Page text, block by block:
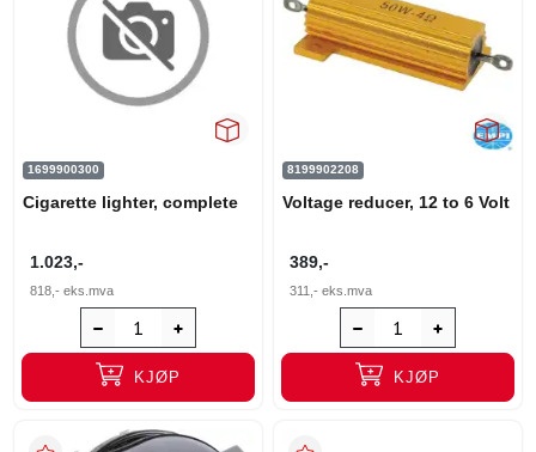
1699900300
Cigarette lighter, complete
1.023,-
818,- eks.mva
KJØP
8199902208
Voltage reducer, 12 to 6 Volt
389,-
311,- eks.mva
KJØP